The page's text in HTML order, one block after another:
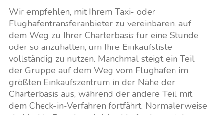
Wir empfehlen, mit Ihrem Taxi- oder
Flughafentransferanbieter zu vereinbaren, auf
dem Weg zu Ihrer Charterbasis für eine Stunde
oder so anzuhalten, um Ihre Einkaufsliste
vollständig zu nutzen. Manchmal steigt ein Teil
der Gruppe auf dem Weg vom Flughafen im
größten Einkaufszentrum in der Nähe der
Charterbasis aus, während der andere Teil mit
dem Check-in-Verfahren fortfährt. Normalerweise